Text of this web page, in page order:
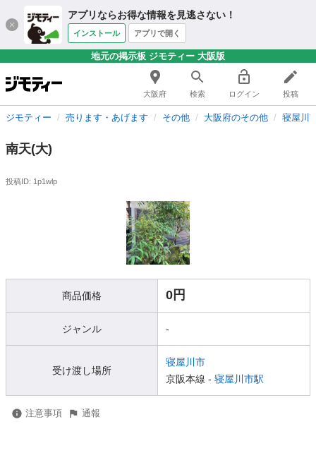
アプリならお得な情報を見逃さない！
インストール アプリで開く
地元の掲示板 ジモティー 大阪版
大阪府 検索 ログイン 投稿
ジモティー 売ります・あげます その他 大阪府のその他 寝屋川
南天(大)
投稿ID: 1p1wlp
商品価格 0円
ジャンル -
受け渡し場所
寝屋川市
京阪本線 - 寝屋川市駅
注意事項 通報